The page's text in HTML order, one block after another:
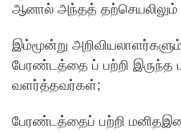
ஆனால் அந்தத் தற்செயலிலும்
இம்மூன்று
பேரண்டத்தை ப் பற்றி இருந்த
வளர்த்தவர்கள்;
பேரண்டத்தைப் பற்றி